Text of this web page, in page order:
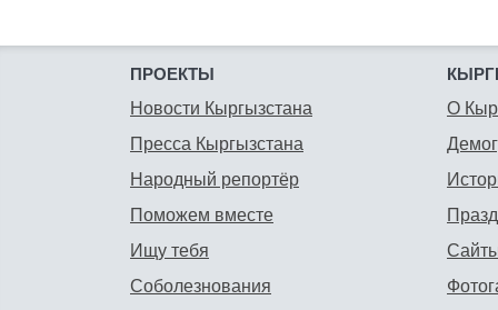
ПРОЕКТЫ
Новости Кыргызстана
Пресса Кыргызстана
Народный репортёр
Поможем вместе
Ищу тебя
Соболезнования
О